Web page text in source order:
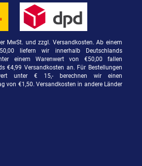
MwSt. und zzgl. Versandkosten. Ab einem
liefern wir innerhalb Deutschlands
einem Warenwert von €50,00 fallen
€4,99 Versandkosten an. Für Bestellungen
unter € 15,- berechnen wir einen
von €1,50. Versandkosten in andere Länder